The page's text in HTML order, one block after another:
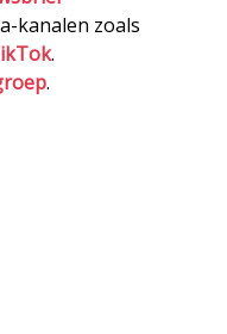
kanalen zoals
.
.